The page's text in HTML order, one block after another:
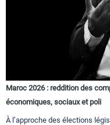
Maroc 2026 : reddition des
économiques, sociaux et poli
À l’approche des élections